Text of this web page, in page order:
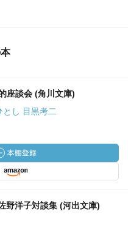
座談会 (角川文庫)
し 目黒考二
野洋子対談集 (河出文庫)